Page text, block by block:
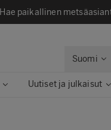
Hae paikallinen
Suomi
Uutiset ja julkaisut​